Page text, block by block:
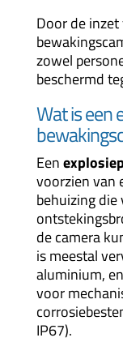
Door de
zowel
beschermd
Wat is een
Een
voorzien van
behuizing
de camera
is meestal
aluminium,
voor
IP67).